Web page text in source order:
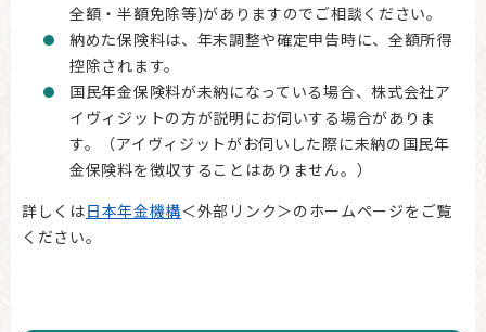
全額・半額免除等)がありますのでご相談ください。
納めた保険料は、年末調整や確定申告時に、全額所得
控除されます。
国民年金保険料が未納になっている場合、株式会社ア
イヴィジットの方が説明にお伺いする場合がありま
す。（アイヴィジットがお伺いした際に未納の国民年
金保険料を徴収することはありません。）
詳しくは日本年金機構＜外部リンク＞のホームページをご覧
ください。